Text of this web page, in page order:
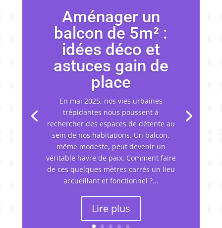
Aménager un
balcon de 5m² :
idées déco et
astuces gain de
place
En mai 2025, nos vies urbaines
trépidantes nous poussent à
rechercher des espaces de détente au
sein de nos habitations. Un balcon,
même modeste, peut devenir un
véritable havre de paix. Comment faire
de ces quelques mètres carrés un lieu
accueillant et fonctionnel ?...
Lire plus